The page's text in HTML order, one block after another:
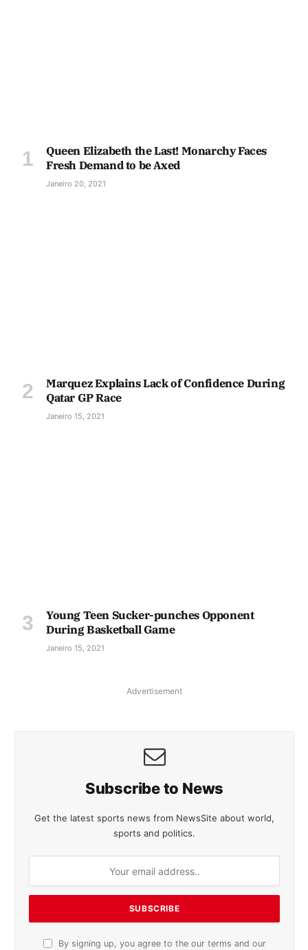
Queen Elizabeth the Last! Monarchy Faces
Fresh Demand to be Axed
Janeiro 20, 2021
Marquez Explains Lack of Confidence During
Qatar GP Race
Janeiro 15, 2021
Young Teen Sucker-punches Opponent
During Basketball Game
Janeiro 15, 2021
Advertisement
Subscribe to News
Get the latest sports news from NewsSite about world,
sports and politics.
By signing up, you agree to the our terms and our